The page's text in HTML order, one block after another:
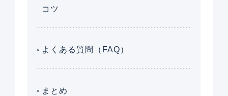
コツ
よくある質問（FAQ）
まとめ